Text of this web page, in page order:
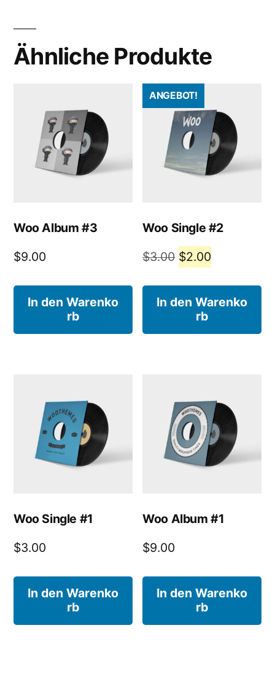
Ähnliche Produkte
Woo Album #3
$9.00
In den Warenko
rb
ANGEBOT!
Woo Single #2
$3.00 Ursprünglicher
war:
$3.00
$2.00
ist:
In den Warenko
rb
Woo Single #1
$3.00
In den Warenko
rb
Woo Album #1
$9.00
In den Warenko
rb